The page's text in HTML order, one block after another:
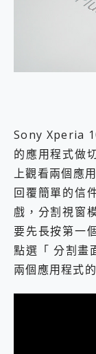
Sony Xperia
的應用程式做
上觀看兩個應
回覆簡單的信
戲，分割視窗
要先長按第一
點選「 分割畫
兩個應用程式